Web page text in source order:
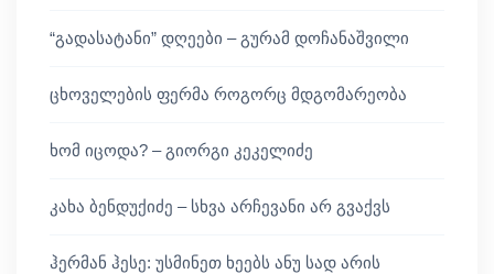
“გადასატანი” დღეები – გურამ დოჩანაშვილი
ცხოველების ფერმა როგორც მდგომარეობა
ხომ იცოდა? – გიორგი კეკელიძე
კახა ბენდუქიძე – სხვა არჩევანი არ გვაქვს
ჰერმან ჰესე: უსმინეთ ხეებს ანუ სად არის